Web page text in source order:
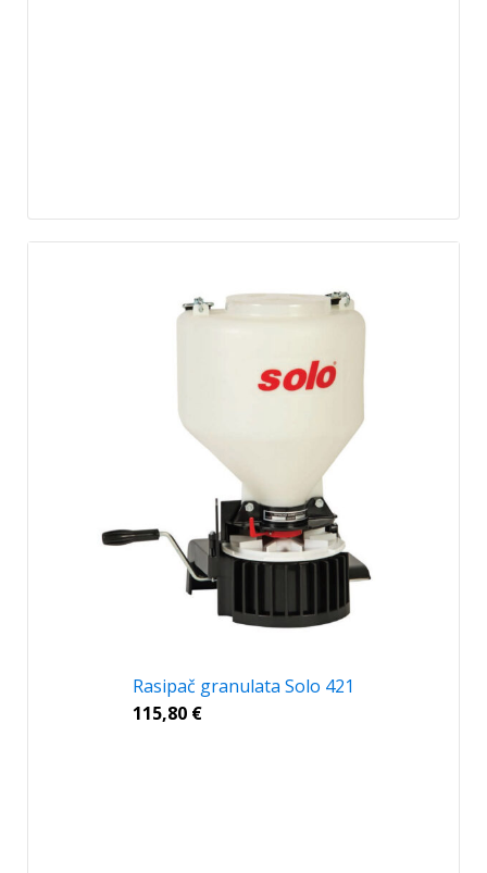
Rasipač granulata Solo 421
115,80 €